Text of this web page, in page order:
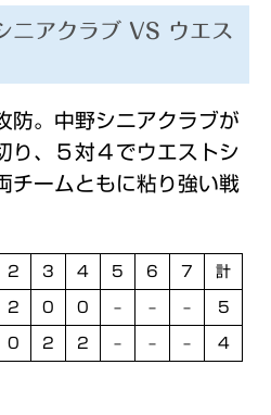
ニアクラブ VS ウエス
防。中野シニアクラブが
り、５対４でウエストシ
チームともに粘り強い戦
2 3 4 5 6 7 計
2 0 0 – – – 5
0 2 2 – – – 4